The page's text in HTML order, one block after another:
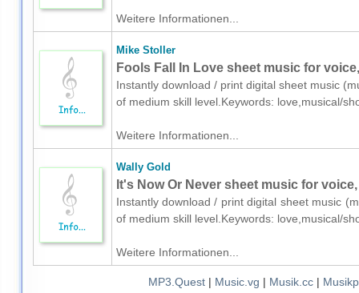
Weitere Informationen...
Mike Stoller
Fools Fall In Love sheet music for
Instantly download / print digital sheet music
of medium skill level.Keywords: love,musical/
Weitere Informationen...
Wally Gold
It's Now Or Never sheet music for
Instantly download / print digital sheet music
of medium skill level.Keywords: love,musical/
Weitere Informationen...
MP3.Quest| Music.vg | Musik.cc|